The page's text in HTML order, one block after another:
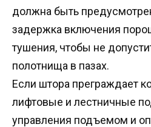
должна быть
задержка включения
тушения, чтобы не
полотнища в пазах.
Если штора преграждает
лифтовые и лестничные
управления подъемом и